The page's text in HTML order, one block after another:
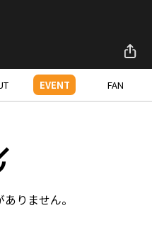
EVENT FAN
りません。